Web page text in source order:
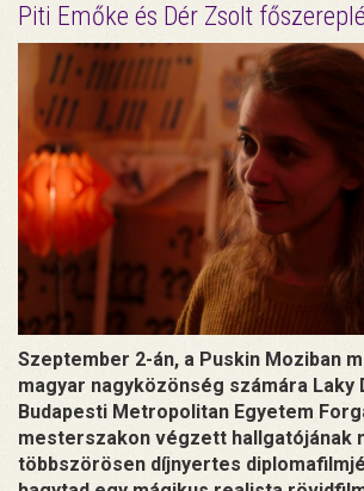
Piti Emőke és Dér Zsolt
Szeptember 2-án, a Puskin Moziban
magyar nagyközönség számára Laky
Budapesti Metropolitan Egyetem
mesterszakon végzett hallgatójának
többszörösen díjnyertes